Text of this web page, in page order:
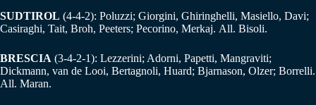
SUDTIROL (4-4-2): Poluzzi; Giorgini, Ghiringhelli, Masiello, Davi;
Casiraghi, Tait, Broh, Peeters; Pecorino, Merkaj. All. Bisoli.
BRESCIA (3-4-2-1): Lezzerini; Adorni, Papetti, Mangraviti;
Dickmann, van de Looi, Bertagnoli, Huard; Bjarnason, Olzer; Borrelli.
All. Maran.